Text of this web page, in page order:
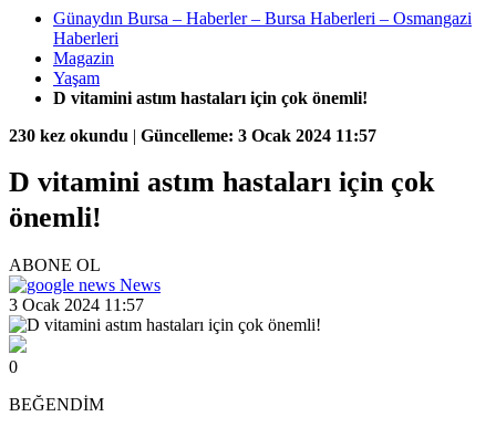
Günaydın Bursa – Haberler – Bursa Haberleri – Osmangazi
Haberleri
Magazin
Yaşam
D vitamini astım hastaları için çok önemli!
230 kez okundu | Güncelleme: 3 Ocak 2024 11:57
D vitamini astım hastaları için çok
önemli!
ABONE OL
News
3 Ocak 2024 11:57
0
BEĞENDİM